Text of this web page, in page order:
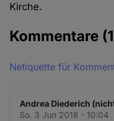
Kirche.
Kommentare
Netiquette für
Andrea Diederich
So. 3 Jun 2018 - 10:04